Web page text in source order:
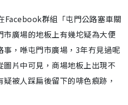
間
Facebook群組「屯門公路塞車關
市廣場的地板上有幾坨疑為大便
事，喺屯門市廣場，3年冇見過呢
片中可見，商場地板上出現不
被人踩扁後留下的啡色痕跡，